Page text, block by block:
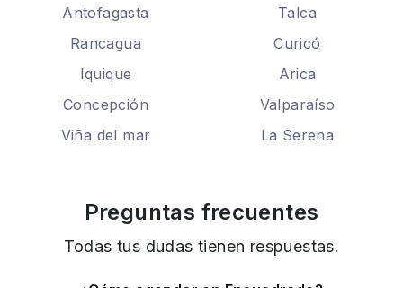
Antofagasta
Talca
Rancagua
Curicó
Iquique
Arica
Concepción
Valparaíso
Viña del mar
La Serena
Preguntas frecuentes
Todas tus dudas tienen respuestas.